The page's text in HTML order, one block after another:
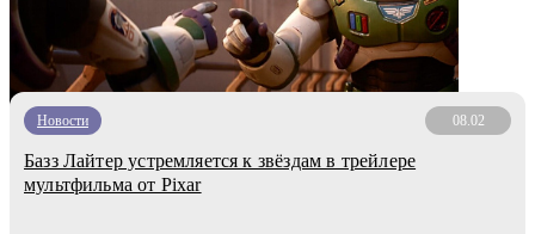
Новости 08.02
Базз Лайтер устремляется к звёздам в трейлере
мультфильма от Pixar